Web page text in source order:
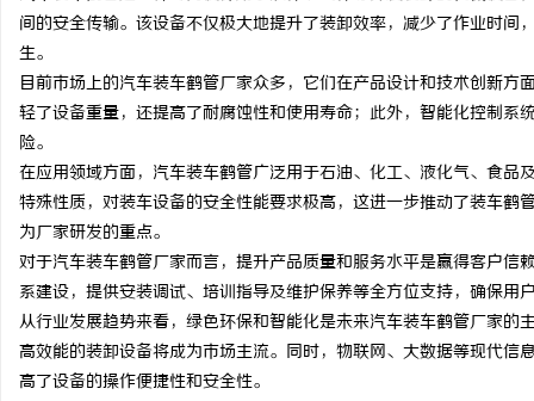
间的安全传输。该设备不仅极大地提升了装卸效率，减少了作业时
生。
目前市场上的汽车装车鹤管厂家众多，它们在产品设计和技术创新
轻了设备重量，还提高了耐腐蚀性和使用寿命；此外，智能化控制
险。
在应用领域方面，汽车装车鹤管广泛用于石油、化工、液化气、食
特殊性质，对装车设备的安全性能要求极高，这进一步推动了装车
为厂家研发的重点。
对于汽车装车鹤管厂家而言，提升产品质量和服务水平是赢得客户
系建设，提供安装调试、培训指导及维护保养等全方位支持，确保用
从行业发展趋势来看，绿色环保和智能化是未来汽车装车鹤管厂家
高效能的装卸设备将成为市场主流。同时，物联网、大数据等现代
高了设备的操作便捷性和安全性。